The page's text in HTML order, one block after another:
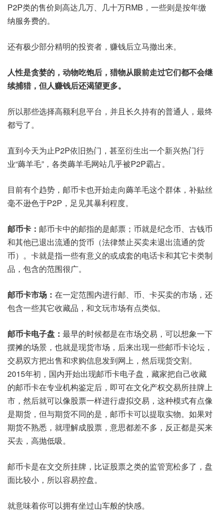
P2P类的售价则高达几万、几十万RMB，一些则是按年缴
纳服务费的。
还有极少部分精明的投资者，赚钱后立马撤出来。
人性是贪婪的，动物吃饱后，猎物从眼前走过它们都不会继
续捕猎，但人赚钱后还渴望更多。
所以那些选择高额利息平台，并且长久持有的普通人，最终
都亏了。
直到今天为止P2P依旧热门，甚至衍生出一个新兴热门行
业“薅羊毛”，各类薅羊毛网站几乎被P2P霸占。
目前有个趋势，邮币卡也开始走向薅羊毛这个群体，补贴丝
毫不逊色于P2P，足见其暴利程度。
邮币卡： 邮币卡中的邮指的是邮票；币就是纪念币、古钱币
和其他已退出流通的货币（法律禁止买卖未退出流通的货
币）。卡就是指一些有意义的或成套的电话卡和其它卡类制
品，包含的范围很广。
邮币卡市场： 在一定范围内进行邮、币、卡买卖的市场，还
包含一些其它收藏品，和文玩市场有点类似。
邮币卡电子盘： 最早的时候都是在市场交易，可以想象一下
摆摊的场景，也就是现货市场，后来出现一些邮币卡论坛，
交易双方把出售和求购信息发到网上，然后现货交割。
2015年初，国内开始出现邮币卡电子盘，藏家把自己收藏
的邮币卡在专业机构鉴定后，即可在文化产权交易所挂牌上
市，然后就可以像股票一样进行虚拟交易，这种模式有点像
是期货，但与期货不同的是，邮币卡可以提取实物。如果对
期货不熟悉，就理解成股票，意思都差不多，反正都是买来
买去，高抛低吸。
邮币卡是在文交所挂牌，比证股票之类的监管宽松多了，盘
面比较小，所以容易控盘。
就意味着你可以拥有坐过山车般的快感。